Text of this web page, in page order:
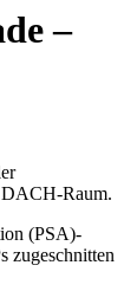
–
Raum.
(PSA)-
zugeschnitten